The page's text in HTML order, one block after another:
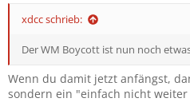
xdcc schrieb:
Der WM Boycott ist nun noch
Wenn du damit jetzt anfängst,
sondern ein "einfach nicht weiter